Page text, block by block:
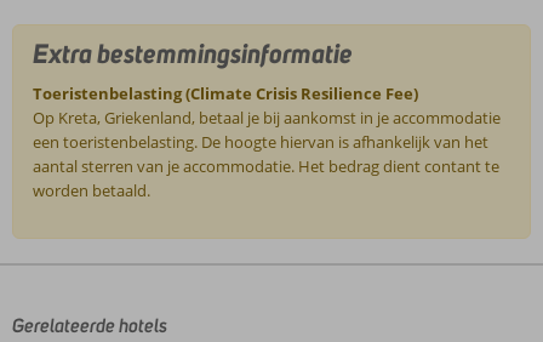
Extra bestemmingsinformatie
Toeristenbelasting (Climate Crisis Resilience Fee)
Op Kreta, Griekenland, betaal je bij aankomst in je accommodatie
een toeristenbelasting. De hoogte hiervan is afhankelijk van het
aantal sterren van je accommodatie. Het bedrag dient contant te
worden betaald.
door
Gerelateerde hotels